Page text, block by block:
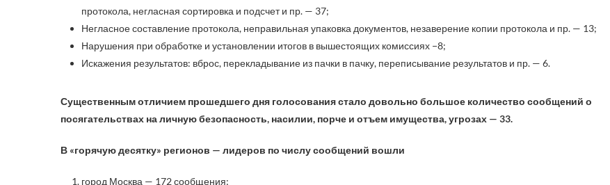
протокола, негласная сортировка и подсчет и пр. — 37;
Негласное составление протокола, неправильная упаковка документов, незаверение копии протокола и пр. — 13;
Нарушения при обработке и установлении итогов в вышестоящих комиссиях −8;
Искажения результатов: вброс, перекладывание из пачки в пачку, переписывание результатов и пр. — 6.
Существенным отличием прошедшего дня голосования стало довольно большое количество сообщений о
посягательствах на личную безопасность, насилии, порче и отъем имущества, угрозах — 33.
В «горячую десятку» регионов — лидеров по числу сообщений вошли
город Москва — 172 сообщения;